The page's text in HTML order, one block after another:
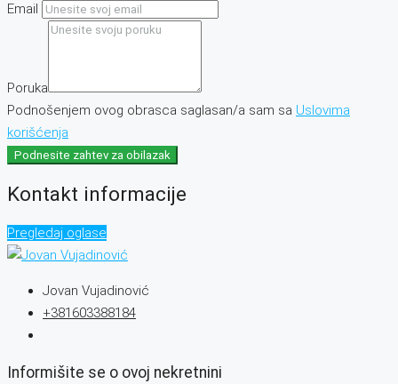
Email
Poruka
Podnošenjem ovog obrasca saglasan/a sam sa Uslovima
korišćenja
Podnesite zahtev za obilazak
Kontakt informacije
Pregledaj oglase
Jovan Vujadinović
+381603388184
Informišite se o ovoj nekretnini